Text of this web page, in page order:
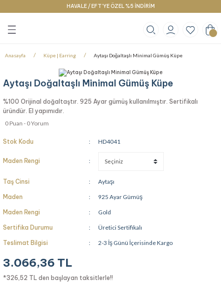
HAVALE / EFT’YE ÖZEL %5 İNDİRİM
Geri Dön
Geri Dön
Geri Dön
Anasayfa Küpe | Earring Aytaşı Doğaltaşlı Minimal Gümüş Küpe
Aytaşı Doğaltaşlı Minimal Gümüş Küpe
%100 Orijinal doğaltaştır. 925 Ayar gümüş kullanılmıştır. Sertifikalı
üründür. El yapımıdır.
0 Puan - 0 Yorum
Stok Kodu HD4041
Maden Rengi
Taş Cinsi Aytaşı
Maden 925 Ayar Gümüş
Maden Rengi Gold
Sertifika Durumu Üretici Sertifikalı
Teslimat Bilgisi 2-3 İş Günü İçerisinde Kargo
3.066,36 TL
*326,52 TL den başlayan taksitlerle!!